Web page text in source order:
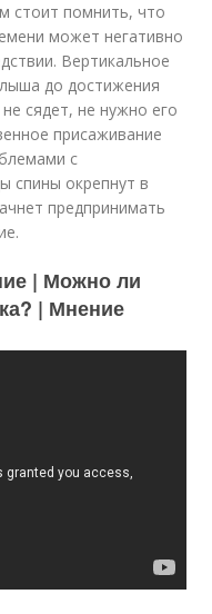
стоит помнить, что
может негативно
Вертикальное
до достижения
сядет, не нужно его
присаживание
с
спины окрепнут в
предпринимать
| Можно ли
| Мнение